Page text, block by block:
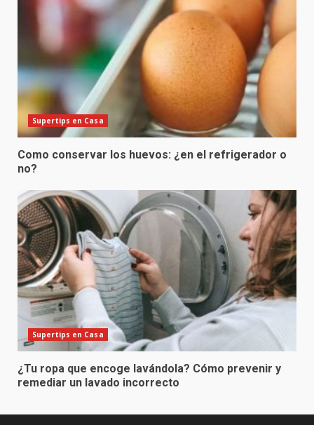
Supertips en Casa
Como conservar los huevos: ¿en el refrigerador o
no?
Supertips en Casa
¿Tu ropa que encoge lavándola? Cómo prevenir y
remediar un lavado incorrecto